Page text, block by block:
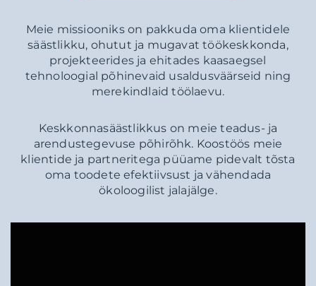
Meie missiooniks on pakkuda oma klientidele
säästlikku, ohutut ja mugavat töökeskkonda,
projekteerides ja ehitades kaasaegsel
tehnoloogial põhinevaid usaldusväärseid ning
merekindlaid töölaevu.
Keskkonnasäästlikkus on meie teadus- ja
arendustegevuse põhirõhk. Koostöös meie
klientide ja partneritega püüame pidevalt tõsta
oma toodete efektiivsust ja vähendada
ökoloogilist jalajälge.